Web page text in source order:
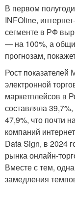
В первом
INFOline,
сегменте в РФ
— на 100%, а
прогнозам,
Рост
электронной
маркетплейсов в
составляла
47,9%, что почти
компаний
Data Sign, в 2024
рынка онлайн-
Вместе с тем,
замедления